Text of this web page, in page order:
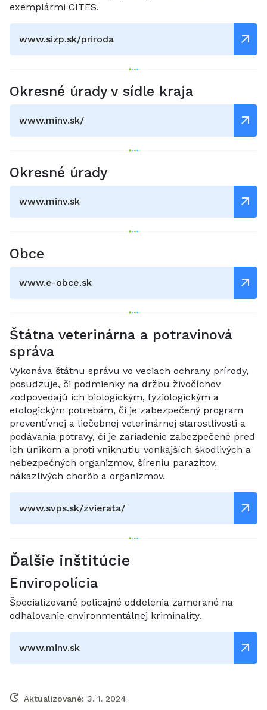
exemplármi CITES.
www.sizp.sk/priroda
Okresné úrady v sídle kraja
www.minv.sk/
Okresné úrady
www.minv.sk
Obce
www.e-obce.sk
Štátna veterinárna a potravinová
správa
Vykonáva štátnu správu vo veciach ochrany prírody,
posudzuje, či podmienky na držbu živočíchov
zodpovedajú ich biologickým, fyziologickým a
etologickým potrebám, či je zabezpečený program
preventívnej a liečebnej veterinárnej starostlivosti a
podávania potravy, či je zariadenie zabezpečené pred
ich únikom a proti vniknutiu vonkajších škodlivých a
nebezpečných organizmov, šíreniu parazitov,
nákazlivých chorôb a organizmov.
www.svps.sk/zvierata/
Ďalšie inštitúcie
Enviropolícia
Špecializované policajné oddelenia zamerané na
odhaľovanie environmentálnej kriminality.
www.minv.sk
Aktualizované: 3. 1. 2024